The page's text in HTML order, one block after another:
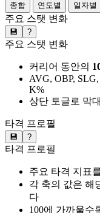
종합
연도별 일자별
주요 스탯 변화
💾 ?
주요 스탯 변화
커리어 동안의
AVG, OBP,
K%
상단 토글로 막
타격 프로필
💾 ?
타격 프로필
주요 타격 지표
각 축의 값은 해
다
100에 가까울수